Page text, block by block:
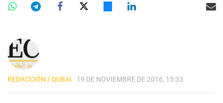
REDACCIÓN / DUBAI 19 DE NOVIEMBRE DE 2016, 15:33